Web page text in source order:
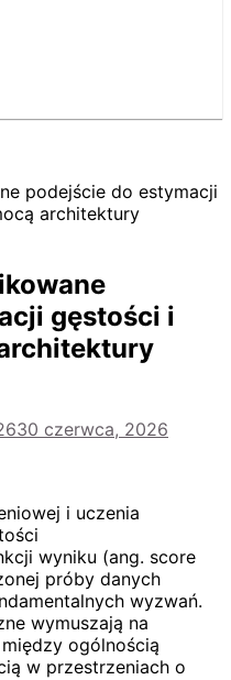
podejście do estymacji
architektury
gęstości i
30 czerwca, 2026
i uczenia
wyniku (ang. score
próby danych
wyzwań.
wymuszają na
ogólnością
w przestrzeniach o